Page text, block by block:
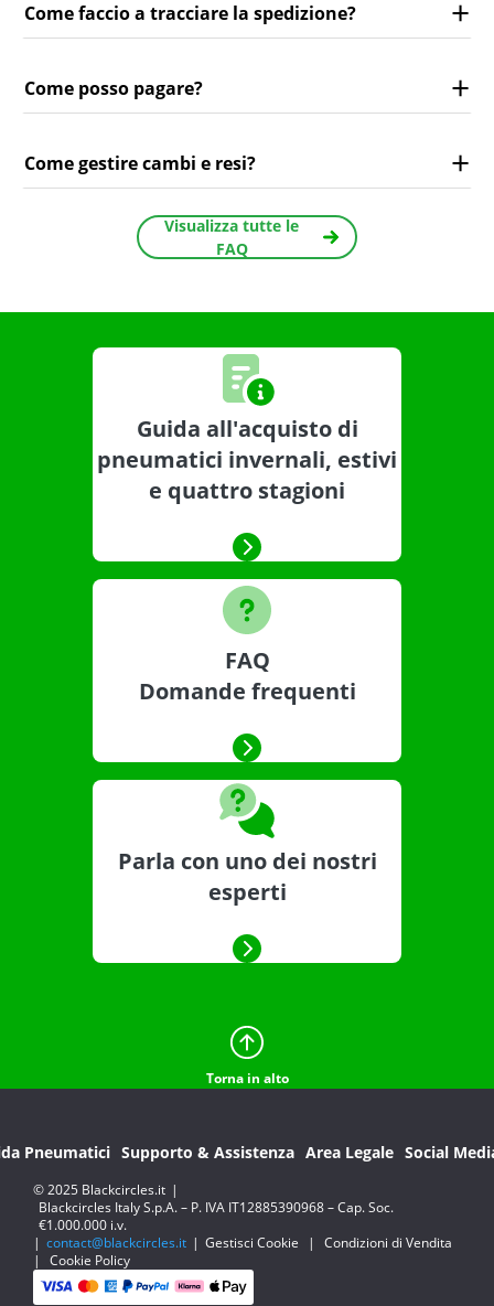
Come faccio a tracciare la spedizione?
Come posso pagare?
Come gestire cambi e resi?
Visualizza tutte le
FAQ
Guida all'acquisto di
pneumatici invernali, estivi
e quattro stagioni
FAQ
Domande frequenti
Parla con uno dei nostri
esperti
Torna in alto
Pneumatici Supporto & Assistenza Area Legale Social
© 2025 Blackcircles.it |
Blackcircles Italy S.p.A. – P. IVA IT12885390968 – Cap. Soc.
€1.000.000 i.v.
| contact@blackcircles.it | Gestisci Cookie |
Condizioni di Vendita
|
Cookie Policy